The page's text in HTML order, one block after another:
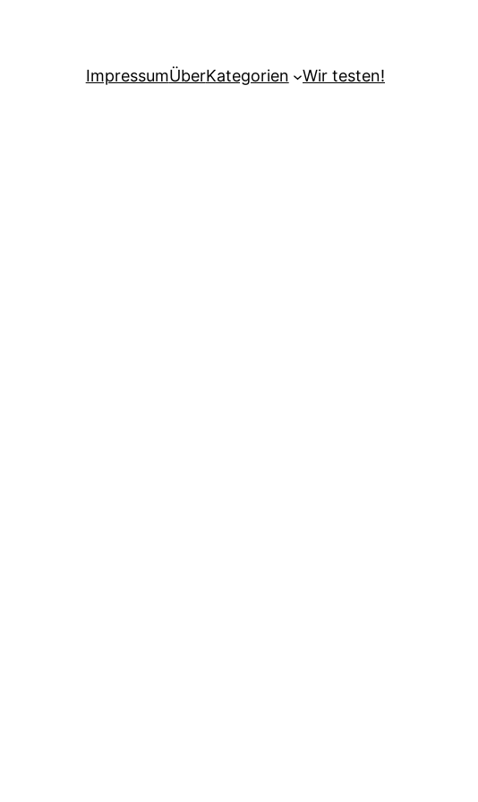
ImpressumÜberKategorien Wir testen!